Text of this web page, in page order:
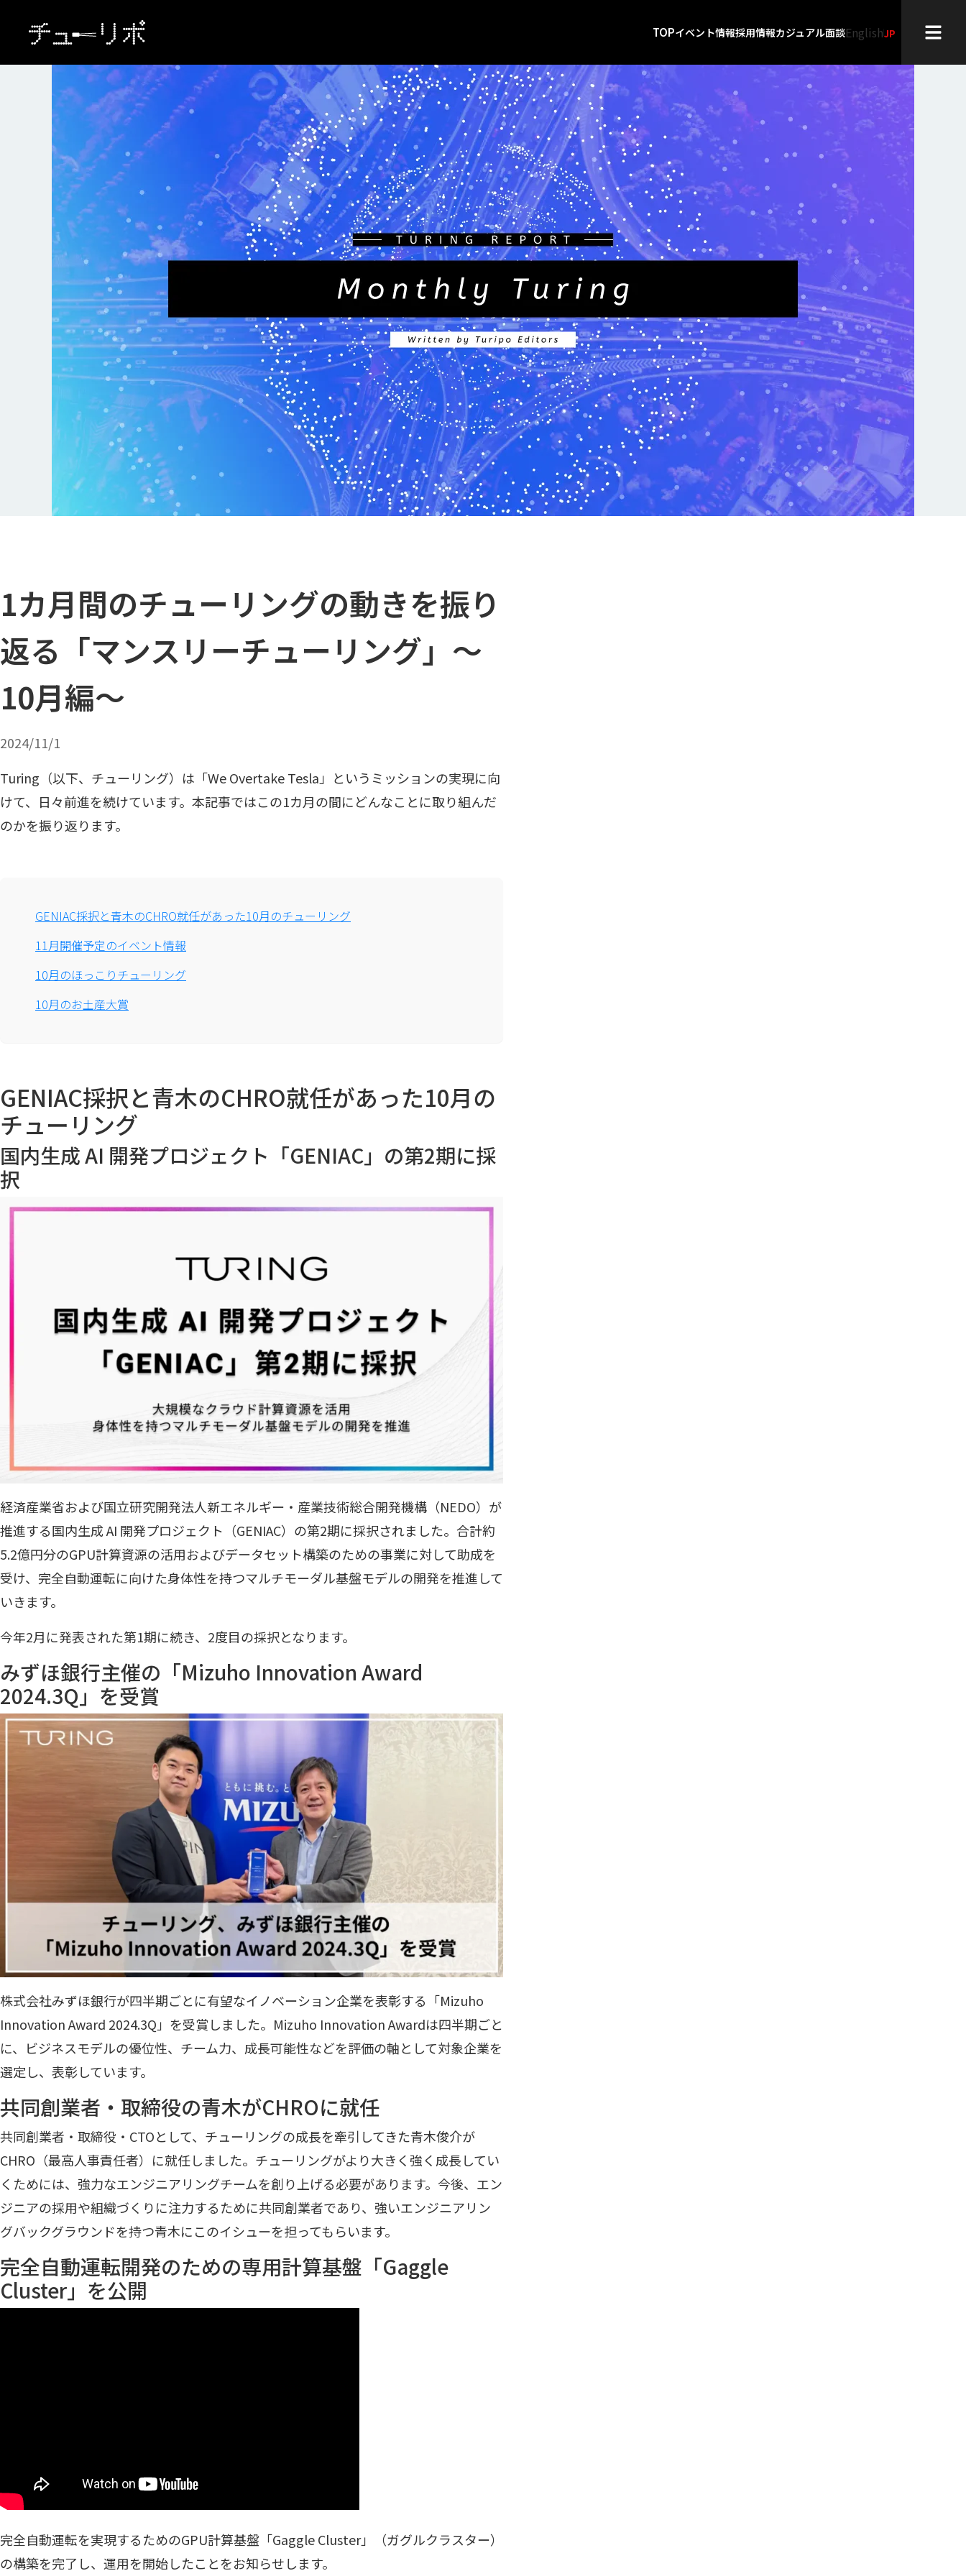
TOPイベント情報採用情報カジュアル面談English
1カ月間のチューリングの動きを振り
返る「マンスリーチューリング」〜
10月編〜
2024/11/1
Turing（以下、チューリング）は「We Overtake Tesla」というミッションの実現に向
けて、日々前進を続けています。本記事ではこの1カ月の間にどんなことに取り組んだ
のかを振り返ります。
GENIAC採択と青木のCHRO就任があった10月のチューリング
11月開催予定のイベント情報
10月のほっこりチューリング
10月のお土産大賞
GENIAC採択と青木のCHRO就任があった10月の
チューリング
国内生成 AI 開発プロジェクト「GENIAC」の第2期に採
択
経済産業省および国立研究開発法人新エネルギー・産業技術総合開発機構（NEDO）が
推進する国内生成 AI 開発プロジェクト（GENIAC）の第2期に採択されました。合計約
5.2億円分のGPU計算資源の活用およびデータセット構築のための事業に対して助成を
受け、完全自動運転に向けた身体性を持つマルチモーダル基盤モデルの開発を推進して
いきます。
今年2月に発表された第1期に続き、2度目の採択となります。
みずほ銀行主催の「Mizuho Innovation Award
2024.3Q」を受賞
株式会社みずほ銀行が四半期ごとに有望なイノベーション企業を表彰する「Mizuho
Innovation Award 2024.3Q」を受賞しました。Mizuho Innovation Awardは四半期ごと
に、ビジネスモデルの優位性、チーム力、成長可能性などを評価の軸として対象企業を
選定し、表彰しています。
共同創業者・取締役の青木がCHROに就任
共同創業者・取締役・CTOとして、チューリングの成長を牽引してきた青木俊介が
CHRO（最高人事責任者）に就任しました。チューリングがより大きく強く成長してい
くためには、強力なエンジニアリングチームを創り上げる必要があります。今後、エン
ジニアの採用や組織づくりに注力するために共同創業者であり、強いエンジニアリン
グバックグラウンドを持つ青木にこのイシューを担ってもらいます。
完全自動運転開発のための専用計算基盤「Gaggle
Cluster」を公開
完全自動運転を実現するためのGPU計算基盤「Gaggle Cluster」（ガグルクラスター）
の構築を完了し、運用を開始したことをお知らせします。